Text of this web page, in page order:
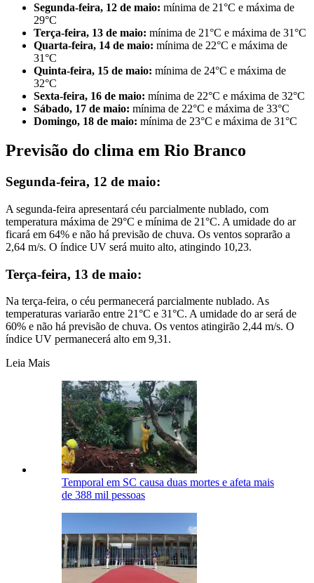
Segunda-feira, 12 de maio: mínima de 21°C e máxima de
29°C
Terça-feira, 13 de maio: mínima de 21°C e máxima de 31°C
Quarta-feira, 14 de maio: mínima de 22°C e máxima de
31°C
Quinta-feira, 15 de maio: mínima de 24°C e máxima de
32°C
Sexta-feira, 16 de maio: mínima de 22°C e máxima de 32°C
Sábado, 17 de maio: mínima de 22°C e máxima de 33°C
Domingo, 18 de maio: mínima de 23°C e máxima de 31°C
Previsão do clima em Rio Branco
Segunda-feira, 12 de maio:
A segunda-feira apresentará céu parcialmente nublado, com
temperatura máxima de 29°C e mínima de 21°C. A umidade do ar
ficará em 64% e não há previsão de chuva. Os ventos soprarão a
2,64 m/s. O índice UV será muito alto, atingindo 10,23.
Terça-feira, 13 de maio:
Na terça-feira, o céu permanecerá parcialmente nublado. As
temperaturas variarão entre 21°C e 31°C. A umidade do ar será de
60% e não há previsão de chuva. Os ventos atingirão 2,44 m/s. O
índice UV permanecerá alto em 9,31.
Leia Mais
Temporal em SC causa duas mortes e afeta mais
de 388 mil pessoas